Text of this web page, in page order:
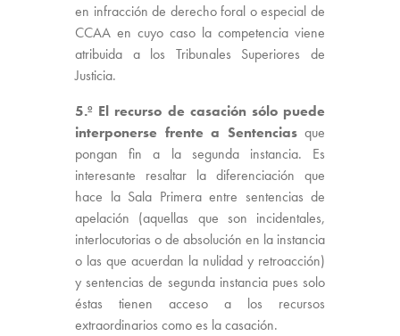
en infracción de derecho foral o especial de
CCAA en cuyo caso la competencia viene
atribuida a los Tribunales Superiores de
Justicia.
5.º El recurso de casación sólo puede
interponerse frente a Sentenciasque
pongan fin a la segunda instancia. Es
interesante resaltar la diferenciación que
hace la Sala Primera entre sentencias de
apelación (aquellas que son incidentales,
interlocutorias o de absolución en la instancia
o las que acuerdan la nulidad y retroacción)
y sentencias de segunda instancia pues solo
éstas tienen acceso a los recursos
extraordinarios como es la casación.